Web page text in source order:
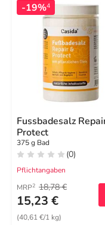
-19%4
Fussbadesalz
Protect
375 g Bad
(0)
Pflichtangaben
MRP2 18,78 €
15,23 €
(40,61 €/1 kg)